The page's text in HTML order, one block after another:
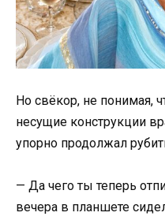
Но свёкор, не понимая,
несущие конструкции
упорно продолжал
— Да чего ты теперь
вечера в планшете